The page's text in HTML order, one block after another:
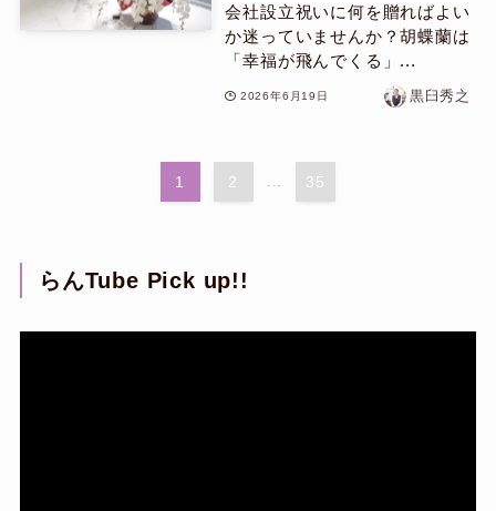
会社設立祝いに何を贈ればよい
か迷っていませんか？胡蝶蘭は
「幸福が飛んでくる」...
2026年6月19日 黒臼秀之
1 2 ... 35
らんTube Pick up!!